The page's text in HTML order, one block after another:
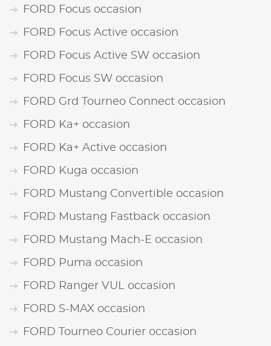
FORD Focus occasion
FORD Focus Active occasion
FORD Focus Active SW occasion
FORD Focus SW occasion
FORD Grd Tourneo Connect occasion
FORD Ka+ occasion
FORD Ka+ Active occasion
FORD Kuga occasion
FORD Mustang Convertible occasion
FORD Mustang Fastback occasion
FORD Mustang Mach-E occasion
FORD Puma occasion
FORD Ranger VUL occasion
FORD S-MAX occasion
FORD Tourneo Courier occasion